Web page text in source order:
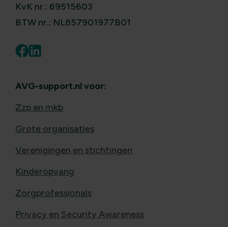
KvK nr.: 69515603
BTW nr.: NL857901977B01
AVG-support.nl voor:
Zzp en mkb
Grote organisaties
Verenigingen en stichtingen
Kinderopvang
Zorgprofessionals
Privacy en Security Awareness